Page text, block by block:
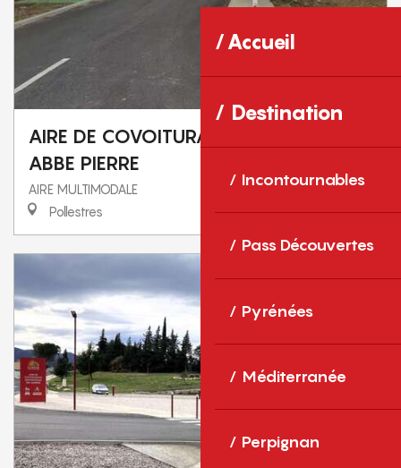
Accueil
Destination
Incontournables
Pass Découvertes
Pyrénées
Méditerranée
Perpignan
AIRE DE COVOITURAGE MULTIMODALE
ABBE PIERRE
AIRE MULTIMODALE
Pollestres